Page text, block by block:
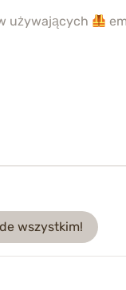
używających
wszystkim!